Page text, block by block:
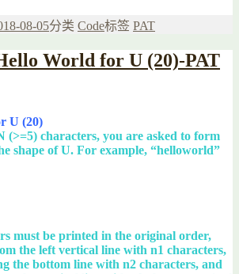
08-05分类 Code标签 PAT
World for U (20)-PAT
U (20)
(>=5) characters, you are asked to form
shape of U. For example, “helloworld”
must be printed in the original order,
the left vertical line with n1 characters,
the bottom line with n2 characters, and